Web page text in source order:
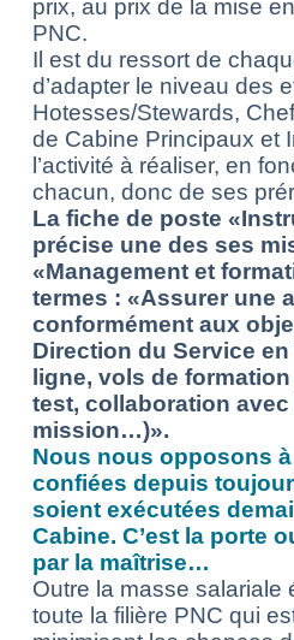
prix, au prix de la mise
PNC.
Il est du ressort de
d’adapter le niveau des
Hotesses/Stewards,
de Cabine Principaux et
l’activité à réaliser, en
chacun, donc de ses
La fiche de poste
précise une des ses
«Management et
termes : «Assurer une
conformément aux
Direction du Service
ligne, vols de
test, collaboration
mission…)».
Nous nous opposons
confiées depuis
soient exécutées
Cabine. C’est la porte
par la maîtrise…
Outre la masse salariale
toute la filière PNC qui